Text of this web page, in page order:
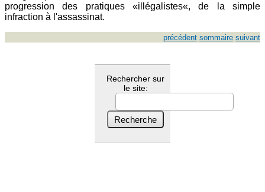
progression des pratiques «illégalistes«, de la simple
infraction à l'assassinat.
précédent sommaire suivant
Rechercher sur
le site: